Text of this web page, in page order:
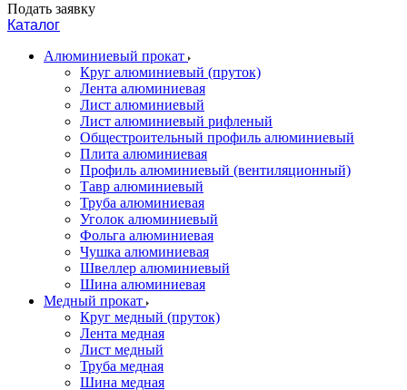
Подать заявку
Каталог
Алюминиевый прокат
Круг алюминиевый (пруток)
Лента алюминиевая
Лист алюминиевый
Лист алюминиевый рифленый
Общестроительный профиль алюминиевый
Плита алюминиевая
Профиль алюминиевый (вентиляционный)
Тавр алюминиевый
Труба алюминиевая
Уголок алюминиевый
Фольга алюминиевая
Чушка алюминиевая
Швеллер алюминиевый
Шина алюминиевая
Медный прокат
Круг медный (пруток)
Лента медная
Лист медный
Труба медная
Шина медная